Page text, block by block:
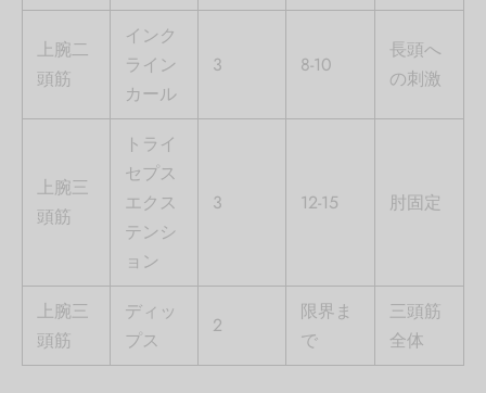
上腕二
頭筋
インク
ライン
カール
3 8-10
長頭へ
の刺激
上腕三
頭筋
トライ
セプス
エクス
テンシ
ョン
3 12-15 肘固定
上腕三
頭筋
ディッ
プス
2
限界ま
で
三頭筋
全体